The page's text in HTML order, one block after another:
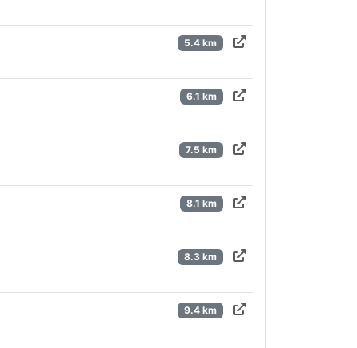
5.4 km
6.1 km
7.5 km
8.1 km
8.3 km
9.4 km